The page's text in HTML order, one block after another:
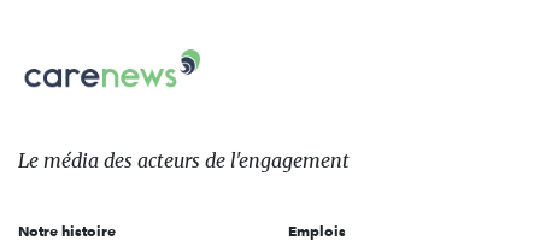
sur:
Le
des
l'engagement
Le média des acteurs de l'engagement
Notre histoire
Emplois